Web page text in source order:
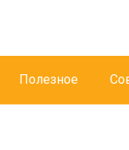
Полезное